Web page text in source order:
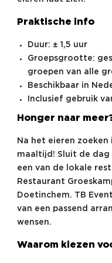
Praktische info
Duur: ± 1,5 uur
Groepsgrootte:
groepen van alle
Beschikbaar in
Inclusief gebruik
Honger naar
Na het eieren
maaltijd! Sluit de
een van de lokale
Restaurant
Doetinchem. TB
van een passend
wensen.
Waarom kiezen